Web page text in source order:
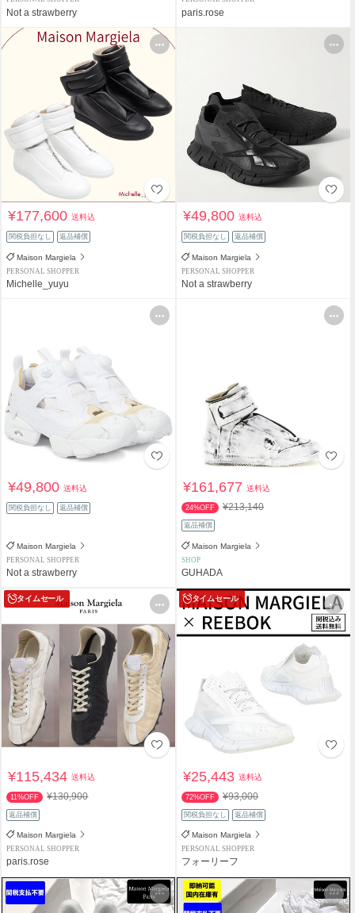
Not a strawberry paris.rose
¥177,600送料込
関税負担なし 返品補償
Maison Margiela
PERSONAL SHOPPER
Michelle_yuyu
¥49,800送料込
関税負担なし 返品補償
Maison Margiela
PERSONAL SHOPPER
Not a strawberry
¥49,800送料込
関税負担なし 返品補償
Maison Margiela
PERSONAL SHOPPER
Not a strawberry
¥161,677送料込
24%OFF ¥213,140
返品補償
Maison Margiela
SHOP
GUHADA
タイムセール
¥115,434送料込
11%OFF ¥130,900
返品補償
Maison Margiela
PERSONAL SHOPPER
paris.rose
タイムセール
¥25,443送料込
72%OFF ¥93,000
関税負担なし 返品補償
Maison Margiela
PERSONAL SHOPPER
フォーリーフ